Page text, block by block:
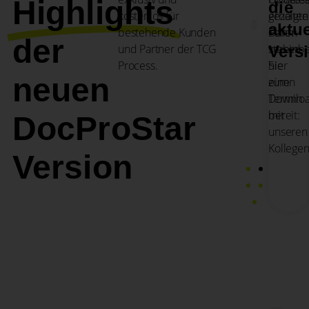
Highlights
der
neuen
DocProStar
Version
kostenlos für
bestehende Kunden
und Partner der TCG
Process.
Folien
stehen
hier
zum
bereit:
die
Dann
Sie
einen
Termin
mit
unseren